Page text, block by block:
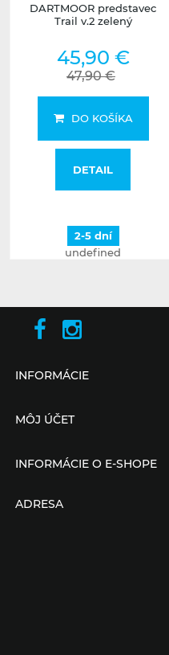
DARTMOOR predstavec
Trail v.2 zelený
45,90 €
47,90 €
DO KOŠÍKA
DETAIL
2-5 dní
undefined
INFORMÁCIE
MÔJ ÚČET
INFORMÁCIE O E-SHOPE
ADRESA